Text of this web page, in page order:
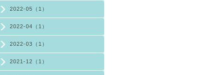
2022-05（1）
2022-04（1）
2022-03（1）
2021-12（1）